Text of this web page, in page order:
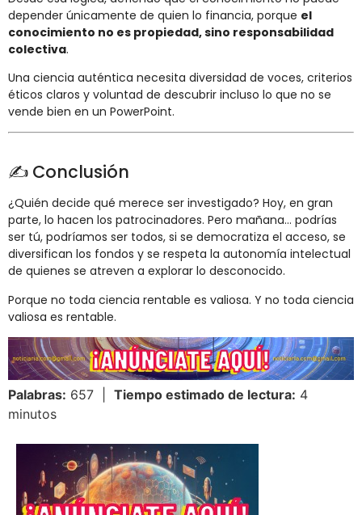
depender únicamente de quien lo financia, porque el
conocimiento no es propiedad, sino responsabilidad
colectiva.
Una ciencia auténtica necesita diversidad de voces, criterios
éticos claros y voluntad de descubrir incluso lo que no se
vende bien en un PowerPoint.
✍️ Conclusión
¿Quién decide qué merece ser investigado? Hoy, en gran
parte, lo hacen los patrocinadores. Pero mañana… podrías
ser tú, podríamos ser todos, si se democratiza el acceso, se
diversifican los fondos y se respeta la autonomía intelectual
de quienes se atreven a explorar lo desconocido.
Porque no toda ciencia rentable es valiosa. Y no toda ciencia
valiosa es rentable.
Palabras: 657 | Tiempo estimado de lectura: 4
minutos